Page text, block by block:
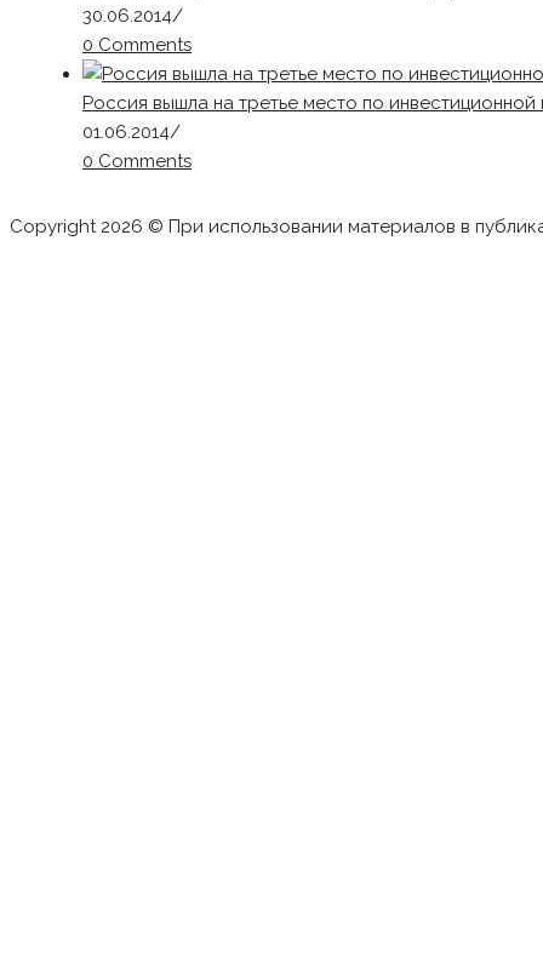
30.06.2014/
0 Comments
Россия вышла на третье место по инвестиционной
01.06.2014/
0 Comments
Copyright 2026 © При использовании материалов в